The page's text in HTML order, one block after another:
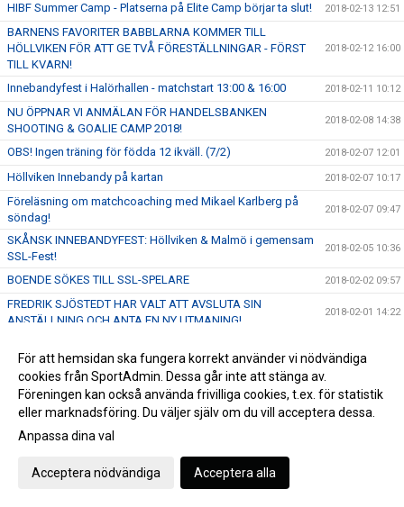
HIBF Summer Camp - Platserna på Elite Camp börjar ta slut! 2018-02-13 12:51
BARNENS FAVORITER BABBLARNA KOMMER TILL
HÖLLVIKEN FÖR ATT GE TVÅ FÖRESTÄLLNINGAR - FÖRST
TILL KVARN!
2018-02-12 16:00
Innebandyfest i Halörhallen - matchstart 13:00 & 16:00 2018-02-11 10:12
NU ÖPPNAR VI ANMÄLAN FÖR HANDELSBANKEN
SHOOTING & GOALIE CAMP 2018!
2018-02-08 14:38
OBS! Ingen träning för födda 12 ikväll. (7/2) 2018-02-07 12:01
Höllviken Innebandy på kartan 2018-02-07 10:17
Föreläsning om matchcoaching med Mikael Karlberg på
söndag!
2018-02-07 09:47
SKÅNSK INNEBANDYFEST: Höllviken & Malmö i gemensam
SSL-Fest!
2018-02-05 10:36
BOENDE SÖKES TILL SSL-SPELARE 2018-02-02 09:57
FREDRIK SJÖSTEDT HAR VALT ATT AVSLUTA SIN
ANSTÄLLNING OCH ANTA EN NY UTMANING!
2018-02-01 14:22
IMORGON SMÄLLER DET HEMMA I VÄRLDENS BÄSTA LIGA
- 19:00 TAR VI EMOT JÖNKÖPING!
Vi önskar er en riktigt God Jul! 2017-12-22 12:56
SKRATTFEST! Stort intresse när Robin Paulsson, Lena Frisk
Vinnare av Cykellotteriet
För att hemsidan ska fungera korrekt använder vi nödvändiga
cookies från SportAdmin. Dessa går inte att stänga av.
Föreningen kan också använda frivilliga cookies, t.ex. för statistik
eller marknadsföring. Du väljer själv om du vill acceptera dessa.
Anpassa dina val
Acceptera nödvändiga Acceptera alla